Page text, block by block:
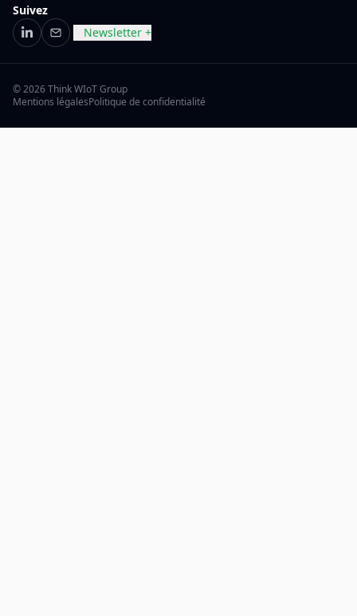
Suivez
LinkedIn
E-mailNewsletter +
© 2026 Think WIoT Group
Mentions légalesPolitique de confidentialité